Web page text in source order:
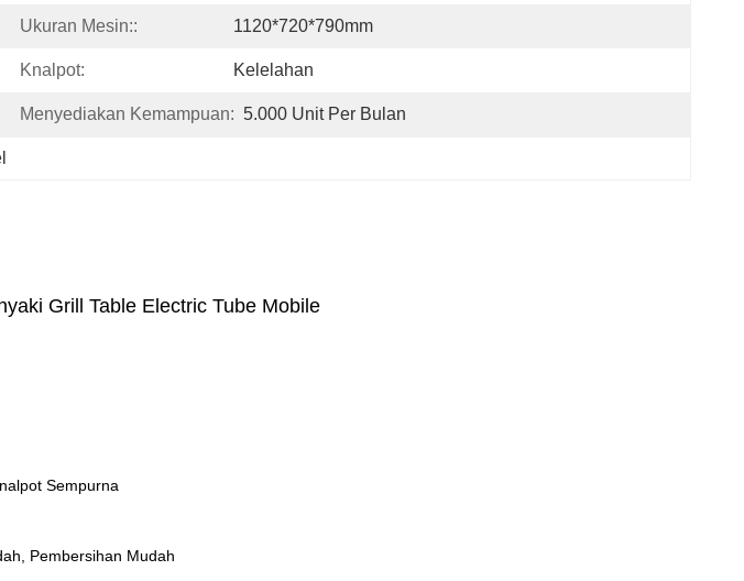
Ukuran Mesin:: 1120*720*790mm
Knalpot: Kelelahan
Menyediakan Kemampuan: 5.000 Unit Per Bulan
Grill Table Electric Tube Mobile
Sempurna
Pembersihan Mudah